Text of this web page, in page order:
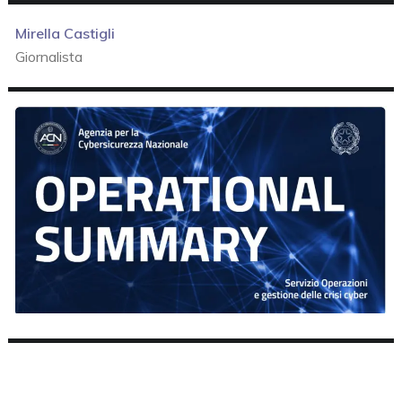
Mirella Castigli
Giornalista